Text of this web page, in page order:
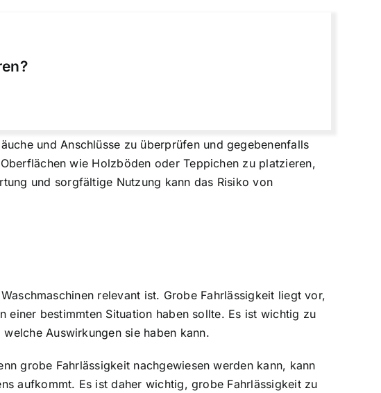
und Anschlüsse zu überprüfen und gegebenenfalls
wie Holzböden oder Teppichen zu platzieren,
und sorgfältige Nutzung kann das Risiko von
relevant ist. Grobe Fahrlässigkeit liegt vor,
bestimmten Situation haben sollte. Es ist wichtig zu
Auswirkungen sie haben kann.
grobe Fahrlässigkeit nachgewiesen werden kann, kann
aufkommt. Es ist daher wichtig, grobe Fahrlässigkeit zu